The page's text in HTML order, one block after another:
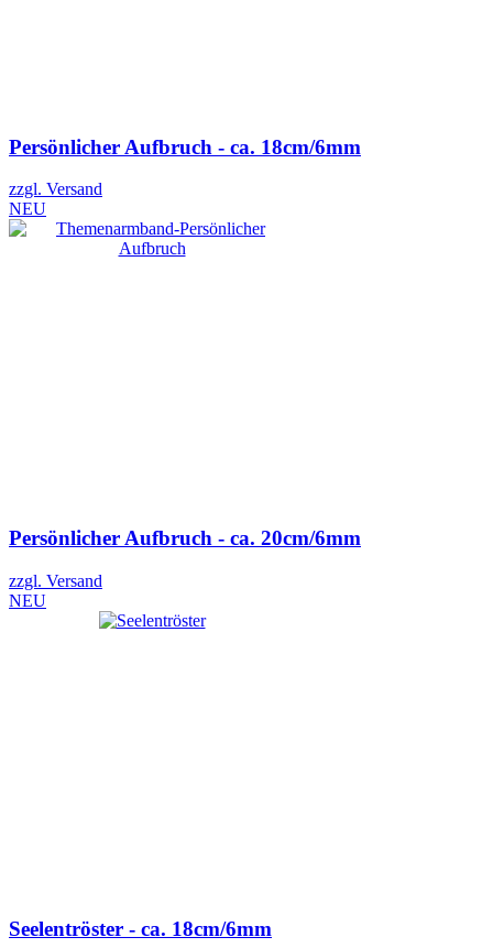
Persönlicher Aufbruch - ca. 18cm/6mm
zzgl. Versand
NEU
Persönlicher Aufbruch - ca. 20cm/6mm
zzgl. Versand
NEU
Seelentröster - ca. 18cm/6mm